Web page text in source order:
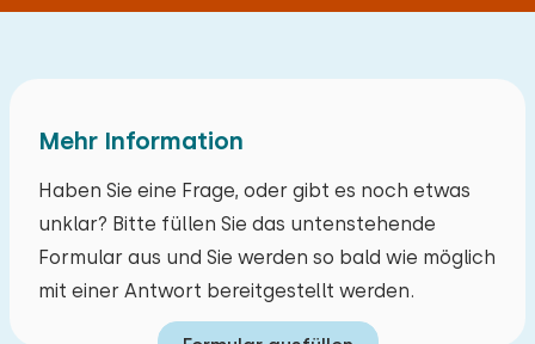
Mehr Information
Haben Sie eine Frage, oder gibt es noch etwas
unklar? Bitte füllen Sie das untenstehende
Formular aus und Sie werden so bald wie möglich
mit einer Antwort bereitgestellt werden.